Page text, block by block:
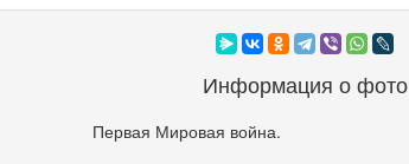
Информация о фото
Первая Мировая война.